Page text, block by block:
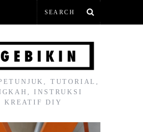
TUTORIAL,
INSTRUKSI
KREATIF DIY